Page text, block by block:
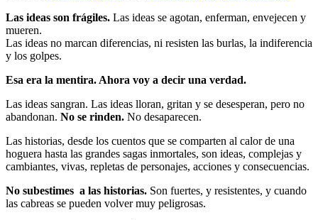
Las ideas son frágiles. Las ideas se agotan, enferman, envejecen y
mueren.
Las ideas no marcan diferencias, ni resisten las burlas, la indiferencia
y los golpes.
Esa era la mentira. Ahora voy a decir una verdad.
Las ideas sangran. Las ideas lloran, gritan y se desesperan, pero no
abandonan. No se rinden. No desaparecen.
Las historias, desde los cuentos que se comparten al calor de una
hoguera hasta las grandes sagas inmortales, son ideas, complejas y
cambiantes, vivas, repletas de personajes, acciones y consecuencias.
No subestimes a las historias. Son fuertes, y resistentes, y cuando
las cabreas se pueden volver muy peligrosas.